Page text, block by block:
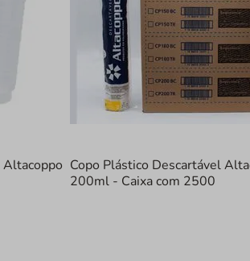
O copo Altacoppo
apresentação limpa
robusta evita que o
proporcionando
refrigerantes, sucos
Especificações
Dimensões:
Altura: 78mm
Altacoppo Copo Plástico Descartável
200ml - Caixa com 2500